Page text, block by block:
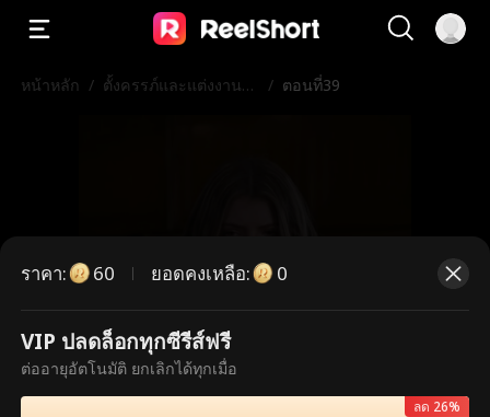
หน้าหลัก / ตั้งครรภ์และแต่งงานกั
/ ตอนที่39
ตอนนี้เป็นตอนพรีเมียม กรุณาปลดล็อก
เพื่อรับชม
ราคา: 60 ยอดคงเหลือ: 0
VIP ปลดล็อกทุกซีรีส์ฟรี
ต่ออายุอัตโนมัติ ยกเลิกได้ทุกเมื่อ
ลด 26%